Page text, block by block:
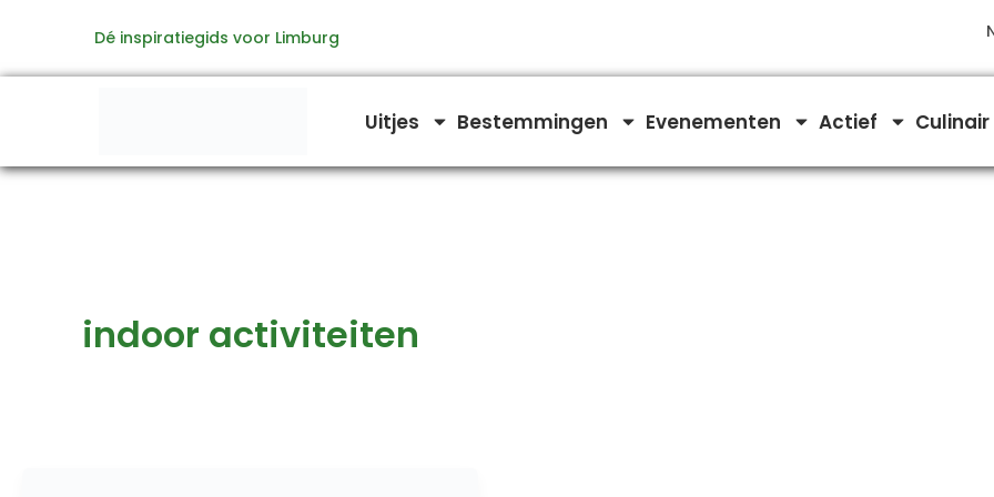
de
Dé inspiratiegids voor Limburg
Uitjes Bestemmingen Evenementen Actief Culinair
indoor activiteiten